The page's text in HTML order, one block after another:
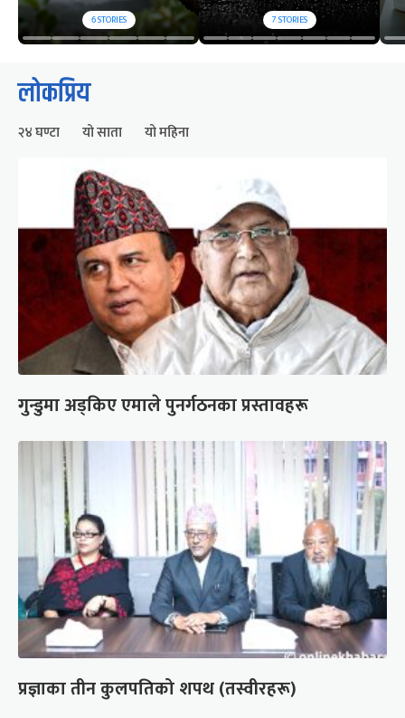
6STORIES 7STORIES
लोकप्रिय
२४ घण्टा यो साता यो महिना
गुन्डुमा अड्किए एमाले पुनर्गठनका प्रस्तावहरू
प्रज्ञाका तीन कुलपतिको शपथ (तस्वीरहरू)